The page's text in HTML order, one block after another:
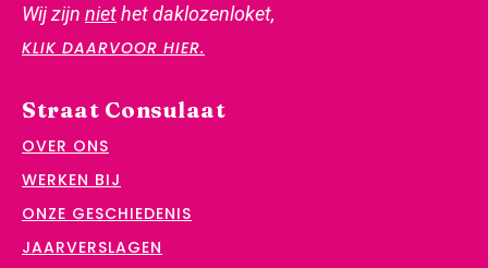
Wij zijn niethet daklozenloket,
KLIK DAARVOOR HIER.
Straat Consulaat
OVER ONS
WERKEN BIJ
ONZE GESCHIEDENIS
JAARVERSLAGEN